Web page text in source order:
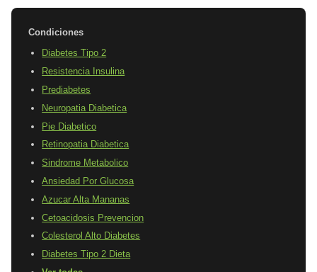
Condiciones
Diabetes Tipo 2
Resistencia Insulina
Prediabetes
Neuropatia Diabetica
Pie Diabetico
Retinopatia Diabetica
Sindrome Metabolico
Ansiedad Por Glucosa
Azucar Alta Mananas
Cetoacidosis Prevencion
Colesterol Alto Diabetes
Diabetes Tipo 2 Dieta